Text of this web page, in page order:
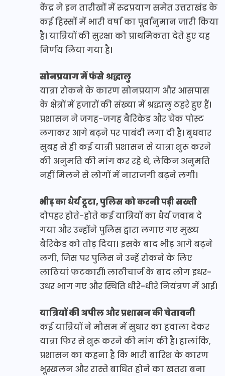
केंद्र ने इन तारीखों में रुद्रप्रयाग समेत उत्तराखंड के
कई हिस्सों में भारी वर्षा का पूर्वानुमान जारी किया
है। यात्रियों की सुरक्षा को प्राथमिकता देते हुए यह
निर्णय लिया गया है।
सोनप्रयाग में फंसे श्रद्धालु
यात्रा रोकने के कारण सोनप्रयाग और आसपास
के क्षेत्रों में हजारों की संख्या में श्रद्धालु ठहरे हुए हैं।
प्रशासन ने जगह-जगह बैरिकेड और चेक पोस्ट
लगाकर आगे बढ़ने पर पाबंदी लगा दी है। बुधवार
सुबह से ही कई यात्री प्रशासन से यात्रा शुरू करने
की अनुमति की मांग कर रहे थे, लेकिन अनुमति
नहीं मिलने से लोगों में नाराजगी बढ़ने लगी।
भीड़ का धैर्य टूटा, पुलिस को करनी पड़ी सख्ती
दोपहर होते-होते कई यात्रियों का धैर्य जवाब दे
गया और उन्होंने पुलिस द्वारा लगाए गए मुख्य
बैरिकेड को तोड़ दिया। इसके बाद भीड़ आगे बढ़ने
लगी, जिस पर पुलिस ने उन्हें रोकने के लिए
लाठियां फटकारीं। लाठीचार्ज के बाद लोग इधर-
उधर भाग गए और स्थिति धीरे-धीरे नियंत्रण में आई।
यात्रियों की अपील और प्रशासन की चेतावनी
कई यात्रियों ने मौसम में सुधार का हवाला देकर
यात्रा फिर से शुरू करने की मांग की है। हालांकि,
प्रशासन का कहना है कि भारी बारिश के कारण
भूस्खलन और रास्ते बाधित होने का खतरा बना